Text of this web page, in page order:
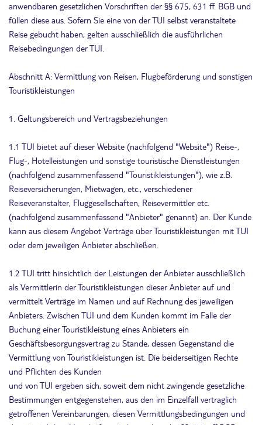
anwendbaren gesetzlichen Vorschriften der §§ 675, 631 ff. BGB und
füllen diese aus. Sofern Sie eine von der TUI selbst veranstaltete
Reise gebucht haben, gelten ausschließlich die ausführlichen
Reisebedingungen der TUI.
Abschnitt A: Vermittlung von Reisen, Flugbeförderung und sonstigen
Touristikleistungen
1. Geltungsbereich und Vertragsbeziehungen
1.1 TUI bietet auf dieser Website (nachfolgend "Website") Reise-,
Flug-, Hotelleistungen und sonstige touristische Dienstleistungen
(nachfolgend zusammenfassend "Touristikleistungen"), wie z.B.
Reiseversicherungen, Mietwagen, etc., verschiedener
Reiseveranstalter, Fluggesellschaften, Reisevermittler etc.
(nachfolgend zusammenfassend "Anbieter" genannt) an. Der Kunde
kann aus diesem Angebot Verträge über Touristikleistungen mit TUI
oder dem jeweiligen Anbieter abschließen.
1.2 TUI tritt hinsichtlich der Leistungen der Anbieter ausschließlich
als Vermittlerin der Touristikleistungen dieser Anbieter auf und
vermittelt Verträge im Namen und auf Rechnung des jeweiligen
Anbieters. Zwischen TUI und dem Kunden kommt im Falle der
Buchung einer Touristikleistung eines Anbieters ein
Geschäftsbesorgungsvertrag zu Stande, dessen Gegenstand die
Vermittlung von Touristikleistungen ist. Die beiderseitigen Rechte
und Pflichten des Kunden
und von TUI ergeben sich, soweit dem nicht zwingende gesetzliche
Bestimmungen entgegenstehen, aus den im Einzelfall vertraglich
getroffenen Vereinbarungen, diesen Vermittlungsbedingungen und